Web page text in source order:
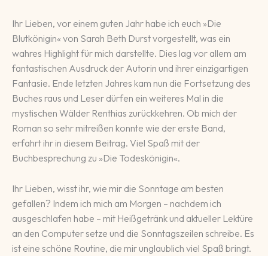
Ihr Lieben, vor einem guten Jahr habe ich euch »Die
Blutkönigin« von Sarah Beth Durst vorgestellt, was ein
wahres Highlight für mich darstellte. Dies lag vor allem am
fantastischen Ausdruck der Autorin und ihrer einzigartigen
Fantasie. Ende letzten Jahres kam nun die Fortsetzung des
Buches raus und Leser dürfen ein weiteres Mal in die
mystischen Wälder Renthias zurückkehren. Ob mich der
Roman so sehr mitreißen konnte wie der erste Band,
erfahrt ihr in diesem Beitrag. Viel Spaß mit der
Buchbesprechung zu »Die Todeskönigin«.
Ihr Lieben, wisst ihr, wie mir die Sonntage am besten
gefallen? Indem ich mich am Morgen – nachdem ich
ausgeschlafen habe – mit Heißgetränk und aktueller Lektüre
an den Computer setze und die Sonntagszeilen schreibe. Es
ist eine schöne Routine, die mir unglaublich viel Spaß bringt.